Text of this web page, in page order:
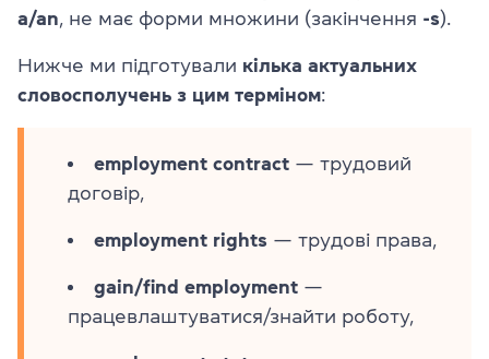
a/an, не має форми множини (закінчення -s).
Нижче ми підготували кілька актуальних
словосполучень з цим терміном:
employment contract — трудовий
договір,
employment rights — трудові права,
gain/find employment —
працевлаштуватися/знайти роботу,